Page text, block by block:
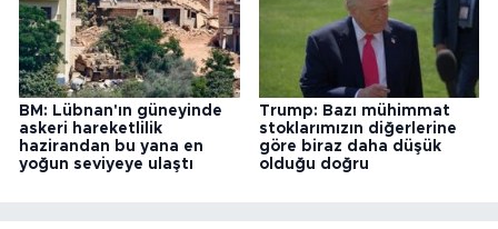
BM: Lübnan'ın güneyinde
askeri hareketlilik
hazirandan bu yana en
yoğun seviyeye ulaştı
Trump: Bazı mühimmat
stoklarımızın diğerlerine
göre biraz daha düşük
olduğu doğru